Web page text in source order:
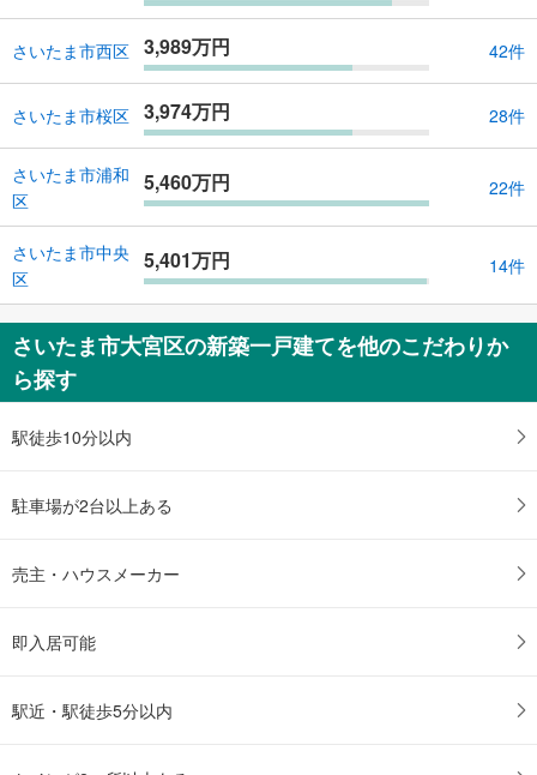
さいたま市西区 3,989万円 42件
さいたま市桜区 3,974万円 28件
さいたま市浦和
区
5,460万円 22件
さいたま市中央
区
5,401万円 14件
さいたま市大宮区の新築一戸建てを他のこだわりか
ら探す
駅徒歩10分以内
駐車場が2台以上ある
売主・ハウスメーカー
即入居可能
駅近・駅徒歩5分以内